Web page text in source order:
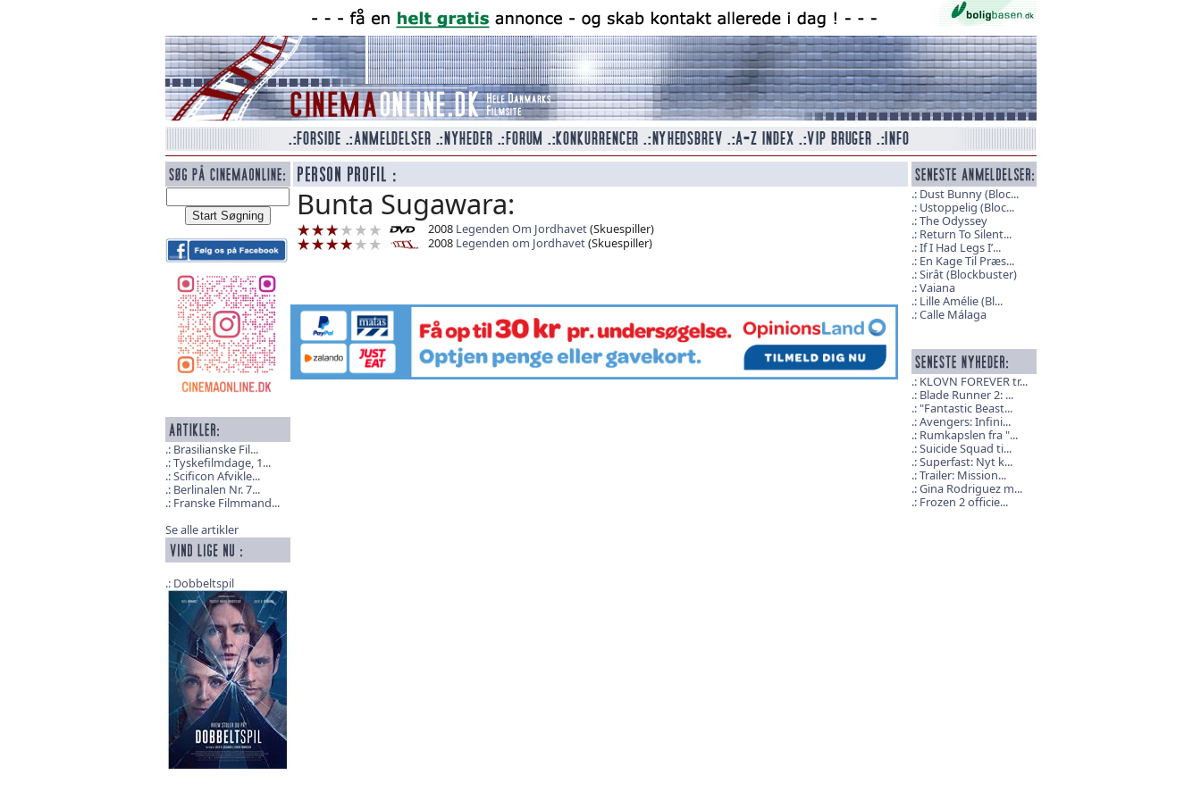
Brasilianske Fil...
Tyskefilmdage, 1...
Scificon Afvikle...
Berlinalen Nr. 7...
Franske Filmmand...
Se alle artikler
Dobbeltspil
Bunta Sugawara:
2008 Legenden Om Jordhavet(Skuespiller)
2008 Legenden om Jordhavet(Skuespiller)
Dust Bunny (Bloc...
Ustoppelig (Bloc...
The Odyssey
Return To Silent...
If I Had Legs I’...
En Kage Til Præs...
Sirât (Blockbuster)
Vaiana
Lille Amélie (Bl...
Calle Málaga
KLOVN FOREVER tr...
Blade Runner 2: ...
"Fantastic Beast...
Avengers: Infini...
Rumkapslen fra "...
Suicide Squad ti...
Superfast: Nyt k...
Trailer: Mission...
Gina Rodriguez m...
Frozen 2 officie...